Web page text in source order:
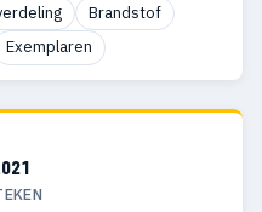
Brandstof
Exemplaren